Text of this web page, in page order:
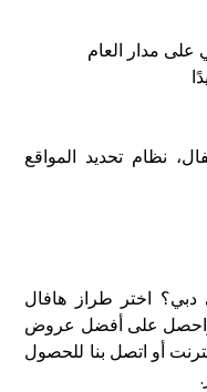
مدار العام
نظام تحديد المواقع
اختر طراز هافال
واحصل على أفضل عروض
أو اتصل بنا للحصول